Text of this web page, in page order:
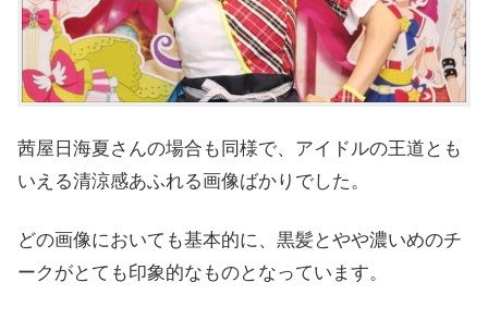
茜屋日海夏さんの場合も同様で、アイドルの王道とも
いえる清涼感あふれる画像ばかりでした。
どの画像においても基本的に、黒髪とやや濃いめのチ
ークがとても印象的なものとなっています。